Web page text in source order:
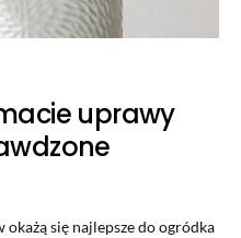
uprawy
się najlepsze do ogródka